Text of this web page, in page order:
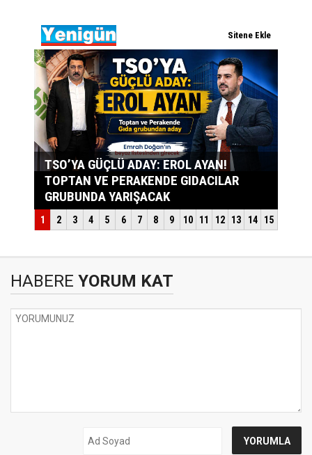
HABERE YORUM KAT